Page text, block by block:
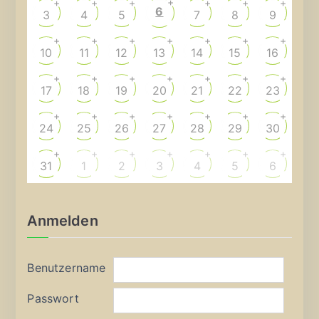
3
+
4
+
5
+
6 7
+
8
+
9
+
10
+
11
+
12
+
13
+
14
+
15
+
16
+
17
+
18
+
19
+
20
+
21
+
22
+
23
+
24
+
25
+
26
+
27
+
28
+
29
+
30
+
31
+
1
+
2
+
3
+
4
+
5
+
6
+
Anmelden
Benutzername
Passwort